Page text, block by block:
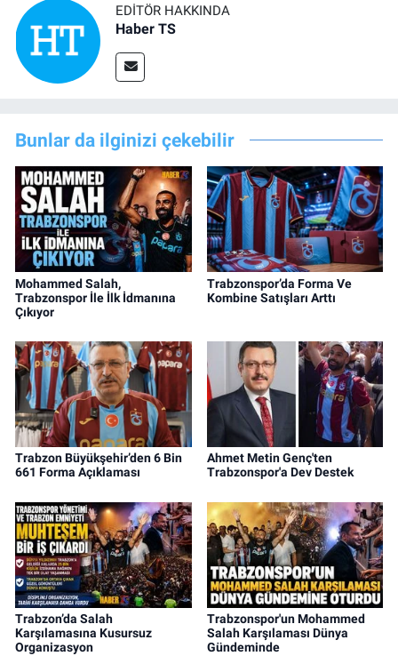
EDITÖR HAKKINDA
Haber TS
Bunlar da ilginizi çekebilir
Mohammed Salah,
Trabzonspor İle İlk İdmanına
Çıkıyor
Trabzonspor’da Forma Ve
Kombine Satışları Arttı
Trabzon Büyükşehir’den 6 Bin
661 Forma Açıklaması
Ahmet Metin Genç'ten
Trabzonspor'a Dev Destek
Trabzon’da Salah
Karşılamasına Kusursuz
Organizasyon
Trabzonspor'un Mohammed
Salah Karşılaması Dünya
Gündeminde